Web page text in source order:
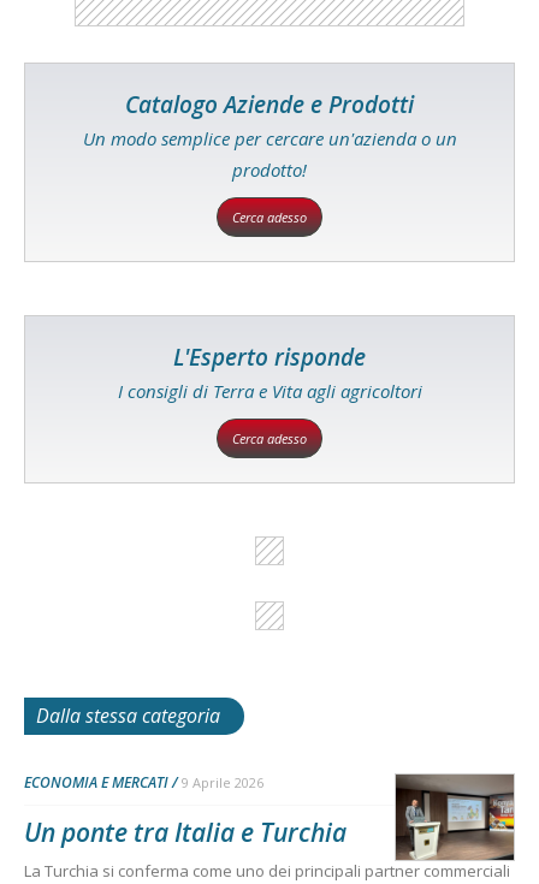
Catalogo Aziende e Prodotti
Un modo semplice per cercare un'azienda o un
prodotto!
Cerca adesso
L'Esperto risponde
I consigli di Terra e Vita agli agricoltori
Cerca adesso
Dalla stessa categoria
ECONOMIA E MERCATI 9 Aprile 2026
Un ponte tra Italia e Turchia
La Turchia si conferma come uno dei principali partner commerciali